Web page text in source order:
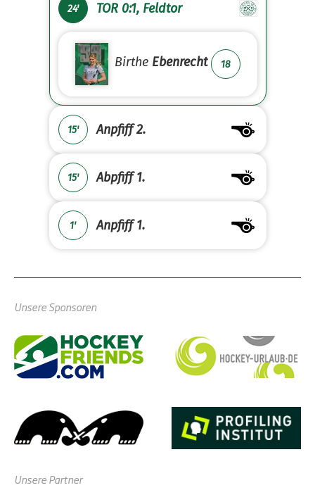
24' TOR 0:1, Feldtor
Birthe Ebenrecht 18
15' Anpfiff 2.
15' Abpfiff 1.
1' Anpfiff 1.
Unsere Sponsoren
Unsere Partner